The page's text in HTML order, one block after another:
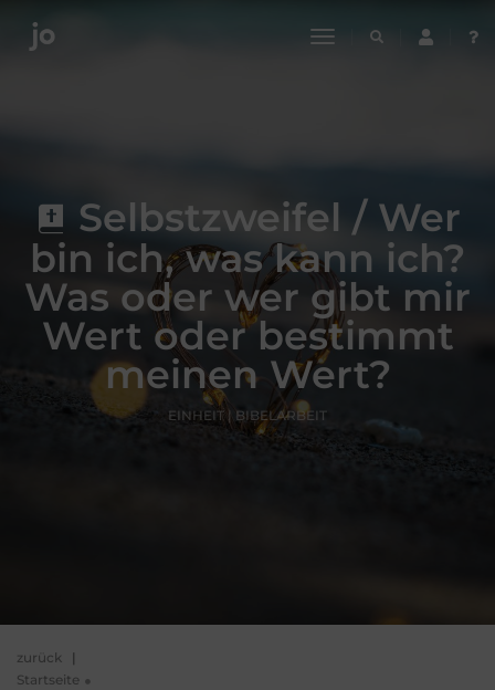
toggle
Selbstzweifel / Wer
bin ich, was kann ich?
Was oder wer gibt mir
Wert oder bestimmt
meinen Wert?
EINHEIT | BIBELARBEIT
zurück |
Startseite